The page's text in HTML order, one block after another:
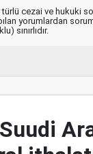
türlü cezai ve hukuki
yorumlardan
sınırlıdır.